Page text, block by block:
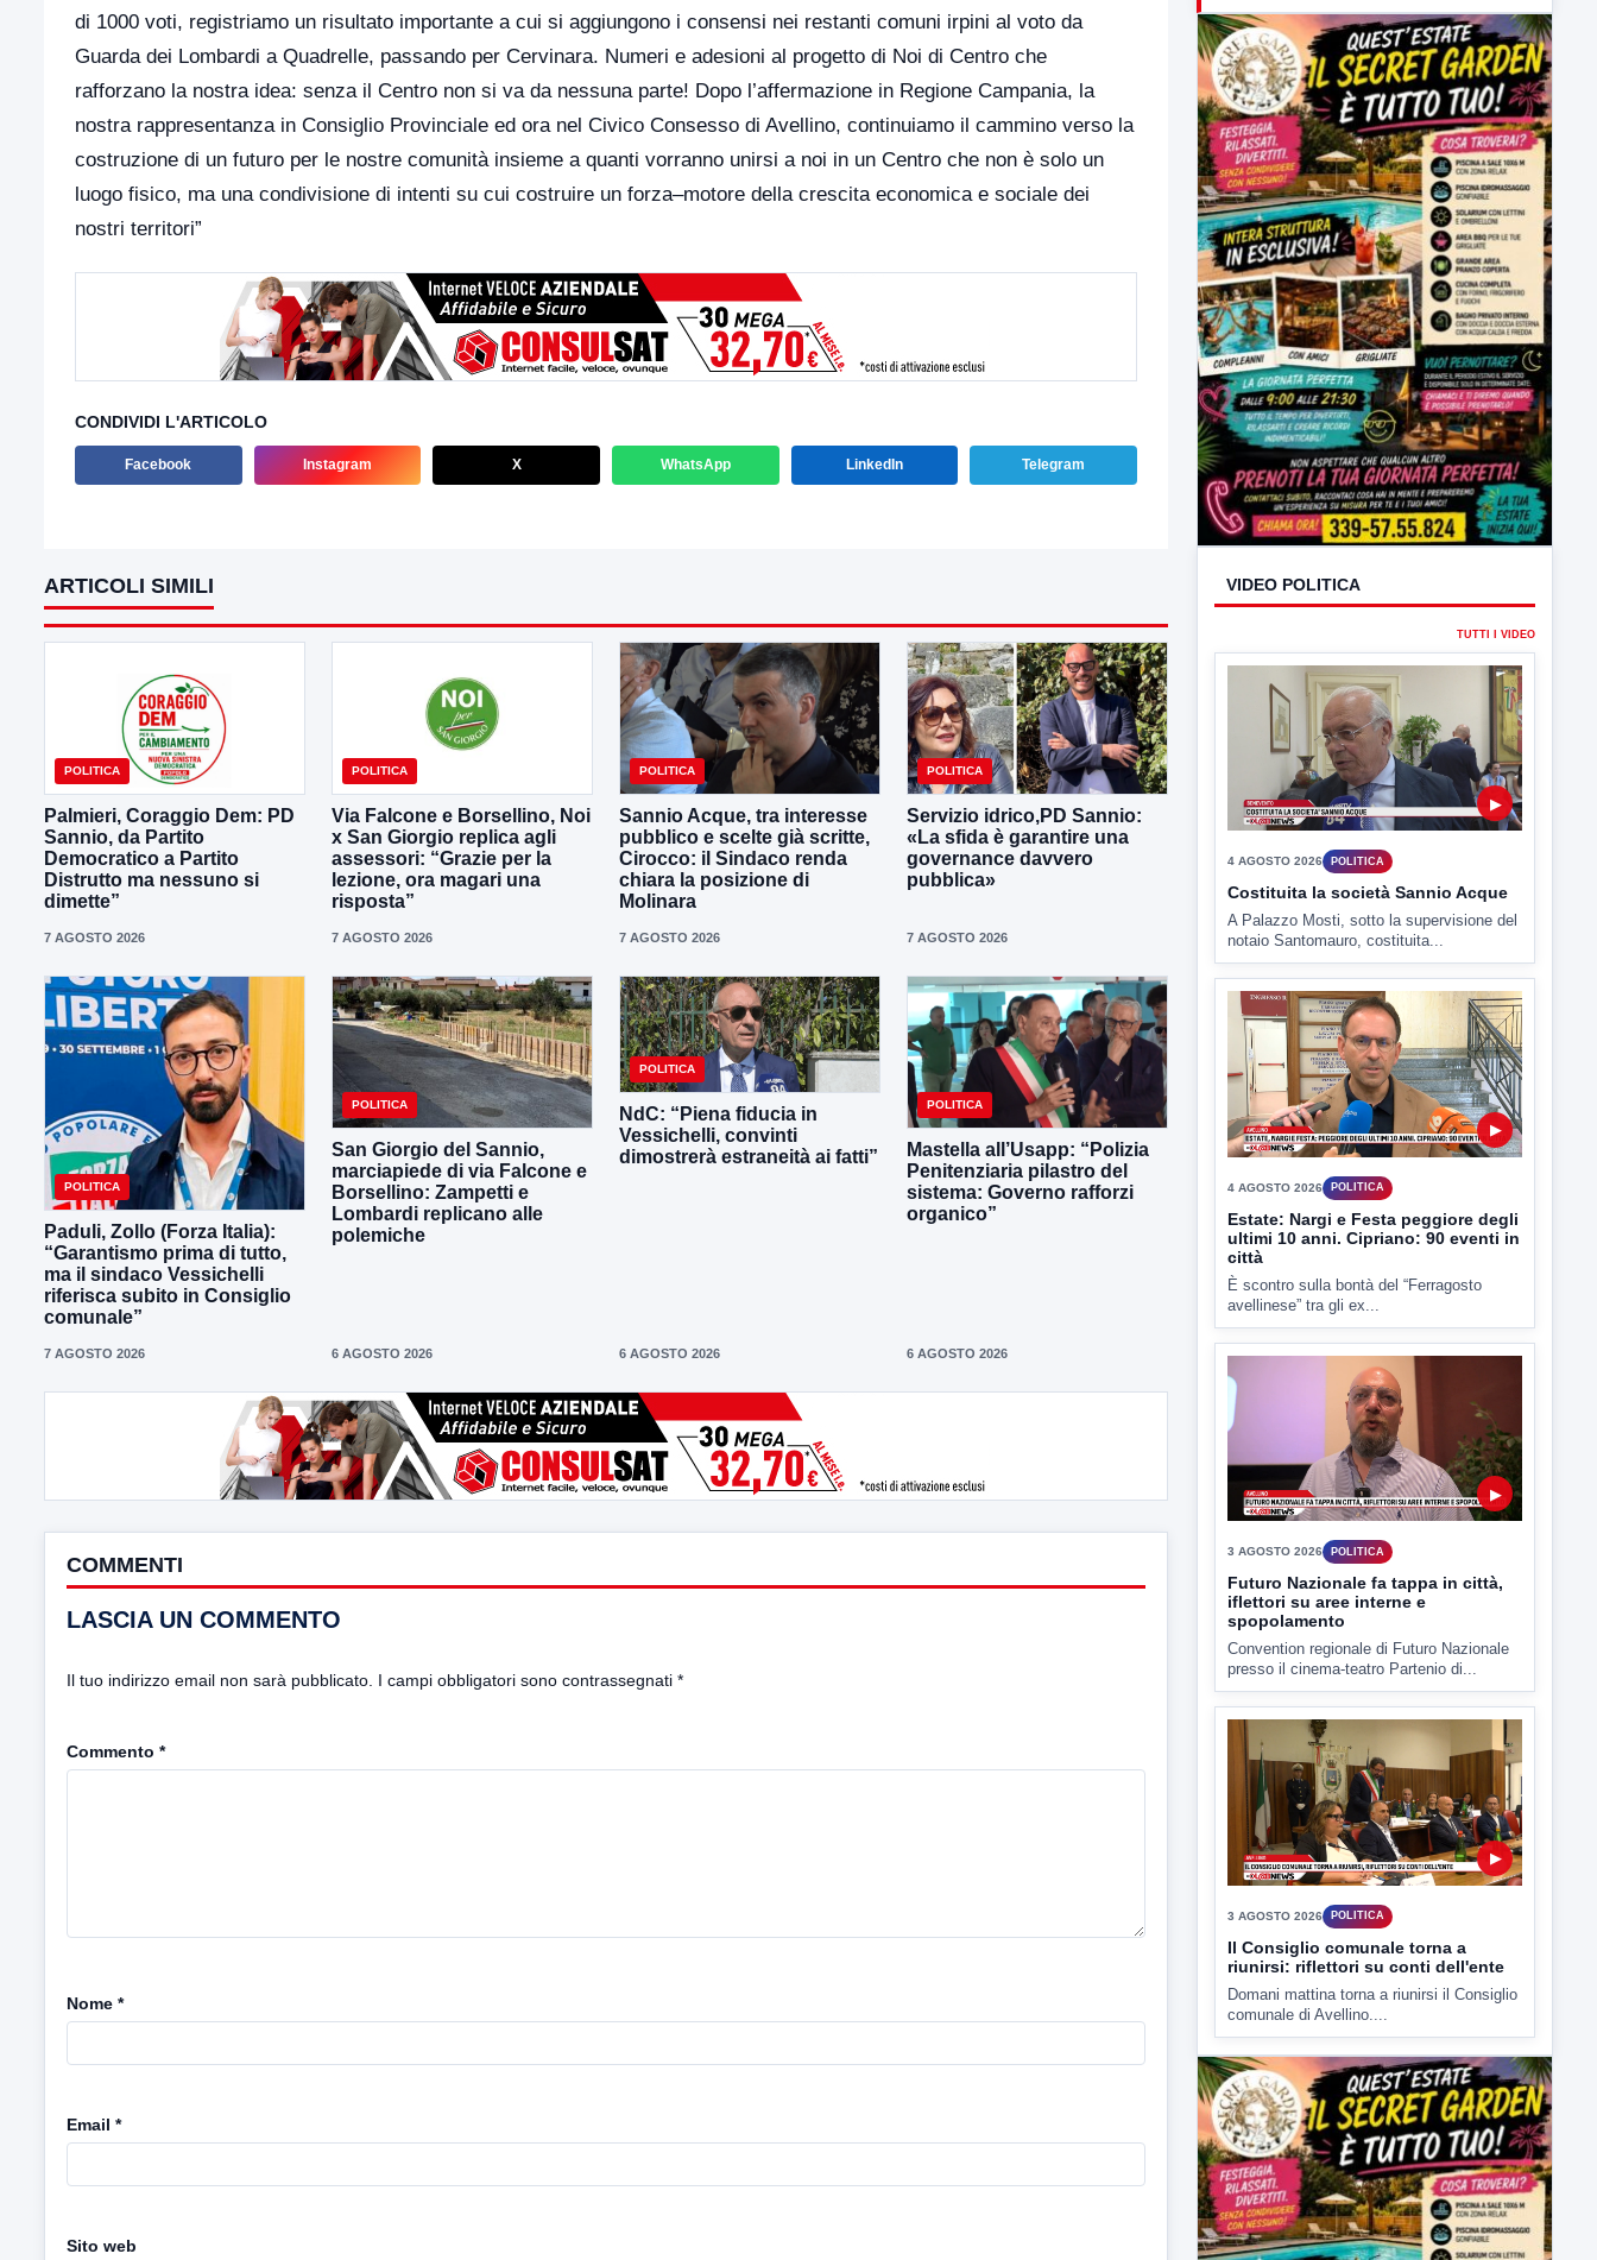
di 1000 voti, registriamo un risultato importante a cui si aggiungono i consensi nei restanti comuni irpini al voto da
Guarda dei Lombardi a Quadrelle, passando per Cervinara. Numeri e adesioni al progetto di Noi di Centro che
rafforzano la nostra idea: senza il Centro non si va da nessuna parte! Dopo l’affermazione in Regione Campania, la
nostra rappresentanza in Consiglio Provinciale ed ora nel Civico Consesso di Avellino, continuiamo il cammino verso la
costruzione di un futuro per le nostre comunità insieme a quanti vorranno unirsi a noi in un Centro che non è solo un
luogo fisico, ma una condivisione di intenti su cui costruire un forza–motore della crescita economica e sociale dei
nostri territori”
CONDIVIDI L'ARTICOLO
Facebook Instagram X WhatsApp LinkedIn Telegram
ARTICOLI SIMILI
POLITICA
Palmieri, Coraggio Dem: PD
Sannio, da Partito
Democratico a Partito
Distrutto ma nessuno si
dimette”
7 AGOSTO 2026
POLITICA
Via Falcone e Borsellino, Noi
x San Giorgio replica agli
assessori: “Grazie per la
lezione, ora magari una
risposta”
7 AGOSTO 2026
POLITICA
Sannio Acque, tra interesse
pubblico e scelte già scritte,
Cirocco: il Sindaco renda
chiara la posizione di
Molinara
7 AGOSTO 2026
POLITICA
Servizio idrico,PD Sannio:
«La sfida è garantire una
governance davvero
pubblica»
7 AGOSTO 2026
POLITICA
Paduli, Zollo (Forza Italia):
“Garantismo prima di tutto,
ma il sindaco Vessichelli
riferisca subito in Consiglio
comunale”
7 AGOSTO 2026
POLITICA
San Giorgio del Sannio,
marciapiede di via Falcone e
Borsellino: Zampetti e
Lombardi replicano alle
polemiche
6 AGOSTO 2026
POLITICA
NdC: “Piena fiducia in
Vessichelli, convinti
dimostrerà estraneità ai fatti”
6 AGOSTO 2026
POLITICA
Mastella all’Usapp: “Polizia
Penitenziaria pilastro del
sistema: Governo rafforzi
organico”
6 AGOSTO 2026
COMMENTI
LASCIA UN COMMENTO
Il tuo indirizzo email non sarà pubblicato. I campi obbligatori sono contrassegnati *
Commento *
Nome *
Email *
Sito web
23:00 LabNews (replica)
VIDEO POLITICA
TUTTI I VIDEO
▶
4 AGOSTO 2026 POLITICA
Costituita la società Sannio Acque
A Palazzo Mosti, sotto la supervisione del
notaio Santomauro, costituita...
4 AGOSTO 2026 POLITICA
Estate: Nargi e Festa peggiore degli
ultimi 10 anni. Cipriano: 90 eventi in
città
È scontro sulla bontà del “Ferragosto
avellinese” tra gli ex...
3 AGOSTO 2026 POLITICA
Futuro Nazionale fa tappa in città,
iflettori su aree interne e
spopolamento
Convention regionale di Futuro Nazionale
presso il cinema-teatro Partenio di...
3 AGOSTO 2026
Il Consiglio comunale torna a
riunirsi: riflettori su conti dell'ente
Domani mattina torna a riunirsi il Consiglio
comunale di Avellino....